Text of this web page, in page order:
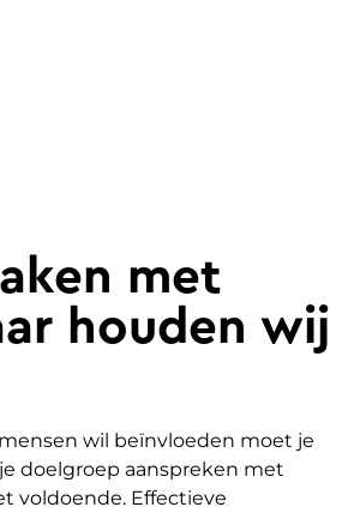
met
houden wij
wil beïnvloeden moet je
doelgroep aanspreken met
voldoende. Effectieve